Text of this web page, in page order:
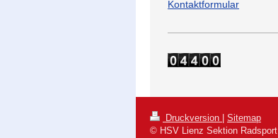
Kontaktformular
Druckversion
Sitemap
© HSV Lienz Sektion Radsport